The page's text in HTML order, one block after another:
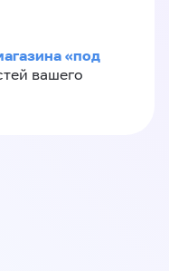
«под
вашего